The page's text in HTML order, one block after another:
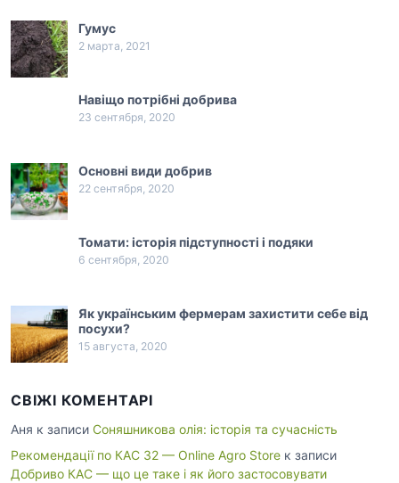
Гумус
2 марта, 2021
Навіщо потрібні добрива
23 сентября, 2020
Основні види добрив
22 сентября, 2020
Томати: історія підступності і подяки
6 сентября, 2020
Як українським фермерам захистити себе від
посухи?
15 августа, 2020
СВІЖІ КОМЕНТАРІ
Аня к записи Соняшникова олія: історія та сучасність
Рекомендації по КАС 32 — Online Agro Store к записи
Добриво КАС — що це таке і як його застосовувати